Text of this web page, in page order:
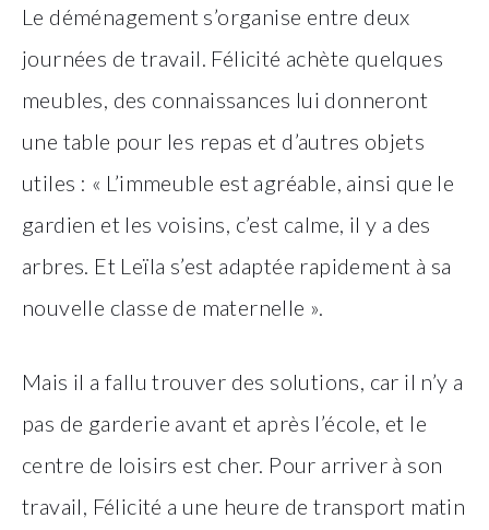
Le déménagement s’organise entre deux
journées de travail. Félicité achète quelques
meubles, des connaissances lui donneront
une table pour les repas et d’autres objets
utiles : « L’immeuble est agréable, ainsi que le
gardien et les voisins, c’est calme, il y a des
arbres. Et Leïla s’est adaptée rapidement à sa
nouvelle classe de maternelle ».
Mais il a fallu trouver des solutions, car il n’y a
pas de garderie avant et après l’école, et le
centre de loisirs est cher. Pour arriver à son
travail, Félicité a une heure de transport matin